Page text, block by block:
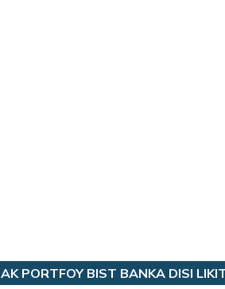
AK PORTFOY BIST BANKA DISI